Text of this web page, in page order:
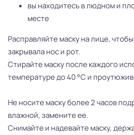
вы находитесь в людном и
месте
Расправляйте маску на лице,
закрывала нос и рот.
Стирайте маску после каждого
температуре до 40 °C и
Не носите маску более 2 часов
влажной, замените ее.
Снимайте и надевайте маску,